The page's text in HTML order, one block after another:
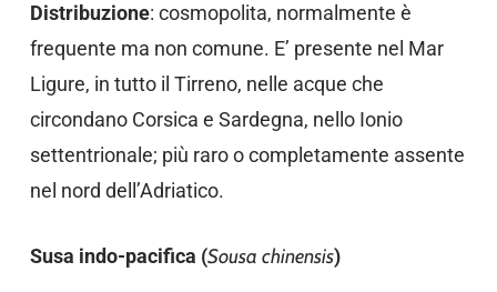
Distribuzione: cosmopolita, normalmente è
frequente ma non comune. E’ presente nel Mar
Ligure, in tutto il Tirreno, nelle acque che
circondano Corsica e Sardegna, nello Ionio
settentrionale; più raro o completamente assente
nel nord dell’Adriatico.
Susa indo-pacifica (Sousa chinensis)